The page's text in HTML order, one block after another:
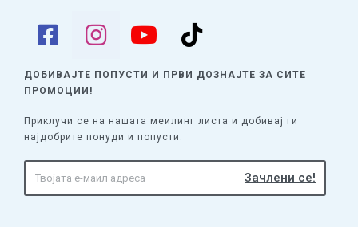
ДОБИВАЈТЕ ПОПУСТИ И ПРВИ ДОЗНАЈТЕ ЗА СИТЕ
ПРОМОЦИИ!
Приклучи се на нашата меилинг листа и добивај ги
најдобрите понуди и попусти.